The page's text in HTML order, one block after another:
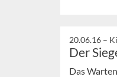
20.06.16 –
Der
Das